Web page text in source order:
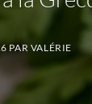
PAR VALÉRIE